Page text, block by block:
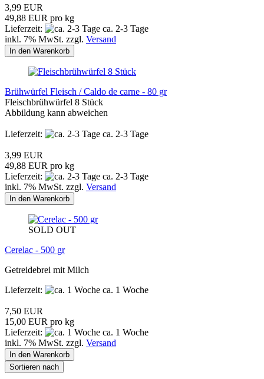
3,99 EUR
49,88 EUR pro kg
Lieferzeit:
ca. 2-3 Tage
inkl. 7% MwSt. zzgl. Versand
In den Warenkorb
Brühwürfel Fleisch / Caldo de carne - 80 gr
Fleischbrühwürfel 8 Stück
Abbildung kann abweichen
Lieferzeit: ca. 2-3 Tage
3,99 EUR
49,88 EUR pro kg
Lieferzeit:
ca. 2-3 Tage
inkl. 7% MwSt. zzgl. Versand
In den Warenkorb
SOLD OUT
Cerelac - 500 gr
Getreidebrei mit Milch
Lieferzeit:
ca. 1 Woche
7,50 EUR
15,00 EUR pro kg
Lieferzeit:
ca. 1 Woche
inkl. 7% MwSt. zzgl. Versand
In den Warenkorb
Sortieren nach